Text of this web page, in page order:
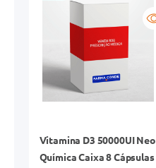
Vitamina D3 50000UI Neo
Química Caixa 8 Cápsulas